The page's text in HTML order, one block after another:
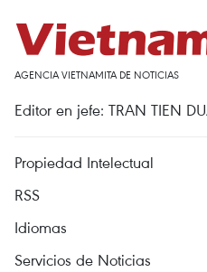
AGENCIA VIETNAMITA DE NOTICIAS
Editor en jefe: TRAN TIEN
Propiedad Intelectual
RSS
Idiomas
Servicios de Noticias